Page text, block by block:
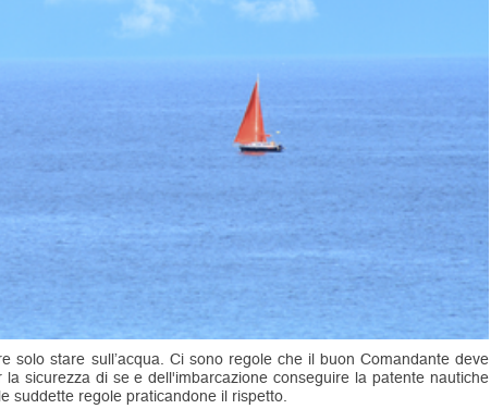
solo stare sull’acqua. Ci sono regole che il buon Comandante deve
sicurezza di se e dell'imbarcazione conseguire la patente nautiche
suddette regole praticandone il rispetto.